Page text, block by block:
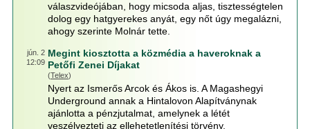
válaszvideójában, hogy micsoda aljas, tisztességtelen
dolog egy hatgyerekes anyát, egy nőt úgy megalázni,
ahogy szerinte Molnár tette.
jún. 2
12:09
Megint kiosztotta a közmédia a haveroknak a
Petőfi Zenei Díjakat
(Telex)
Nyert az Ismerős Arcok és Ákos is. A Magashegyi
Underground annak a Hintalovon Alapítványnak
ajánlotta a pénzjutalmat, amelynek a létét
veszélyezteti az ellehetetlenítési törvény.